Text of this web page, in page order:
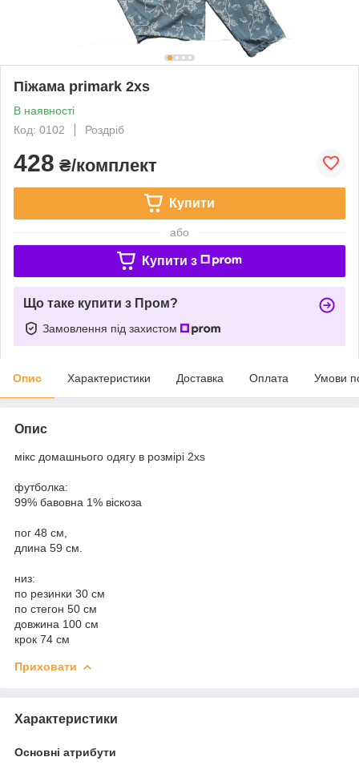
Піжама primark 2xs
В наявності
Код: 0102
Роздріб
428 ₴/комплект
Купити
або
Купити з
Що таке купити з Пром?
Замовлення під захистом
Опис Характеристики Доставка Оплата Умови
Опис
мікс домашнього одягу в розмірі 2xs
футболка:
99% бавовна 1% віскоза
пог 48 см,
длина 59 см.
низ:
по резинки 30 см
по стегон 50 см
довжина 100 см
крок 74 см
Приховати
Характеристики
Основні атрибути